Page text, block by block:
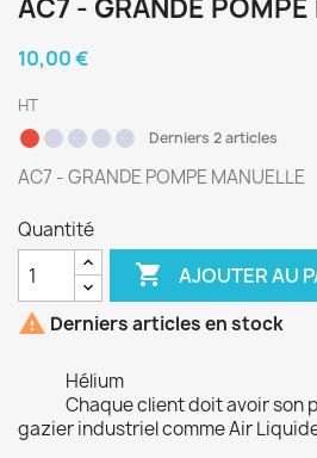
AC7 - GRANDE
10,00 €
HT
Derniers 2 articles
AC7 - GRANDE POMPE MANUELLE
Quantité
 AJOUTER AU
 Derniers articles en stock
Hélium
Chaque client doit avoir son
gazier industriel comme Air